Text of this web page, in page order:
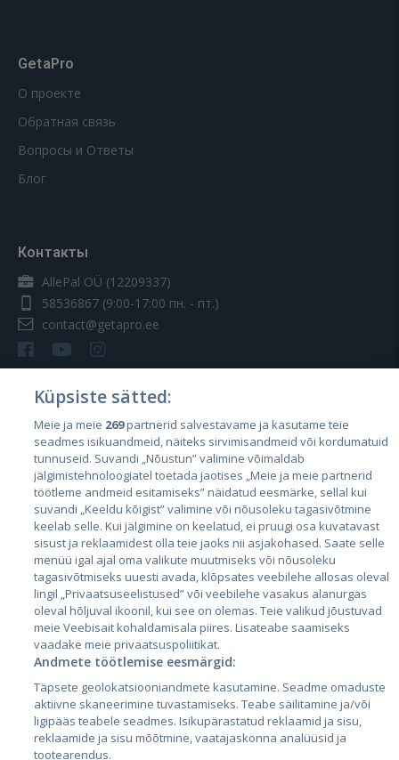
GetaPro
О проекте
Обратная связь
Вопросы и Ответы
Блог
Контакты
AllePal OÜ (12209337)
58536867 (9:00-17:00 пн. - пт.)
contact@getapro.ee
Страны
Эстония
Латвия
Литва
City24.lv
City24.ee
GetaPro.lv
GetaPro.ee
CVbankas.lt
Kainos.lt
Paslaugos.lt
auto24.ee
Küpsiste sätted:
Meie ja meie 269partnerid salvestavame ja kasutame teie
seadmes isikuandmeid, näiteks sirvimisandmeid või kordumatuid
tunnuseid. Suvandi „Nõustun” valimine võimaldab
jälgimistehnoloogiatel toetada jaotises „Meie ja meie partnerid
töötleme andmeid esitamiseks” näidatud eesmärke, sellal kui
suvandi „Keeldu kõigist” valimine või nõusoleku tagasivõtmine
keelab selle. Kui jälgimine on keelatud, ei pruugi osa kuvatavast
sisust ja reklaamidest olla teie jaoks nii asjakohased. Saate selle
menüü igal ajal oma valikute muutmiseks või nõusoleku
tagasivõtmiseks uuesti avada, klõpsates veebilehe allosas oleval
lingil „Privaatsuseelistused” või veebilehe vasakus alanurgas
oleval hõljuval ikoonil, kui see on olemas. Teie valikud jõustuvad
meie Veebisait kohaldamisala piires. Lisateabe saamiseks
vaadake meie privaatsuspoliitikat.
Andmete töötlemise eesmärgid:
Täpsete geolokatsiooniandmete kasutamine. Seadme omaduste
aktiivne skaneerimine tuvastamiseks. Teabe säilitamine ja/või
ligipääs teabele seadmes. Isikupärastatud reklaamid ja sisu,
reklaamide ja sisu mõõtmine, vaatajaskonna analüüsid ja
tootearendus.